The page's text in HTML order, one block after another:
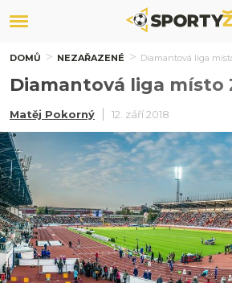
DOMŮ NEZAŘAZENÉ Diamantová liga
Diamantová liga
Matěj Pokorný 12. září 2018